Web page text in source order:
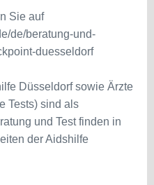
Sie auf
de/beratung-und-
duesseldorf
Düsseldorf sowie Ärzte
Tests) sind als
und Test finden in
der Aidshilfe